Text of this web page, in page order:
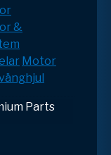
&
Motor
Parts